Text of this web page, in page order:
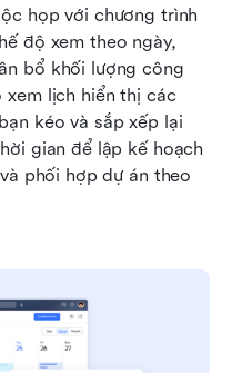
họp với chương trình
độ xem theo ngày,
bổ khối lượng công
xem lịch hiển thị các
kéo và sắp xếp lại
gian để lập kế hoạch
phối hợp dự án theo